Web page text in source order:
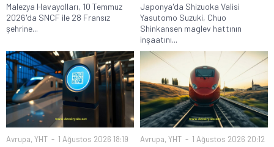
Malezya Havayolları, 10 Temmuz
2026'da SNCF ile 28 Fransız
şehrine...
Japonya'da Shizuoka Valisi
Yasutomo Suzuki, Chuo
Shinkansen maglev hattının
inşaatını...
Avrupa, YHT 1 Ağustos 2026 18:19 Avrupa, YHT 1 Ağustos 2026 20:12